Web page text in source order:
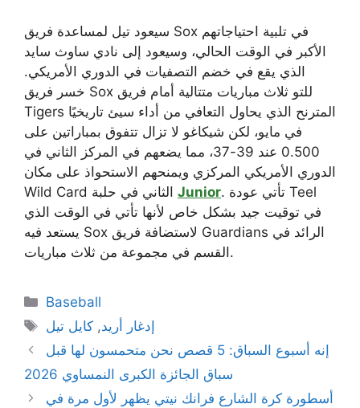
سيعود تيل لمساعدة فريق Sox في تلبية احتياجاتهم
الأكبر في الوقت الحالي، وسيعود إلى نادي ساوث سايد
الذي يقع في خضم التصفيات في الدوري الأمريكي.
خسر فريق Sox للتو ثلاث مباريات متتالية أمام فريق
Tigers المترنح الذي يحاول التعافي من أداء سيئ تاريخيًا
في مايو، لكن شيكاغو لا تزال تتفوق بمباراتين على
0.500 عند 39-37، مما يضعهم في المركز الثاني في
الدوري الأمريكي المركزي ويمنحهم الاستحواذ على مكان
Junior. تأتي عودة Teel
في توقيت جيد بشكل خاص لأنها تأتي في الوقت الذي
يستعد فيه Sox لاستضافة فريق Guardians الرائد في
القسم في مجموعة من ثلاث مباريات.
Categories
Baseball
Tags
إدغار أريد, كايل تيل
إنه أسبوع السباق: 5 قصص نحن متحمسون لها قبل
سباق الجائزة الكبرى النمساوي 2026
أسطورة كرة الشارع فرانك نيتي يظهر لأول مرة في